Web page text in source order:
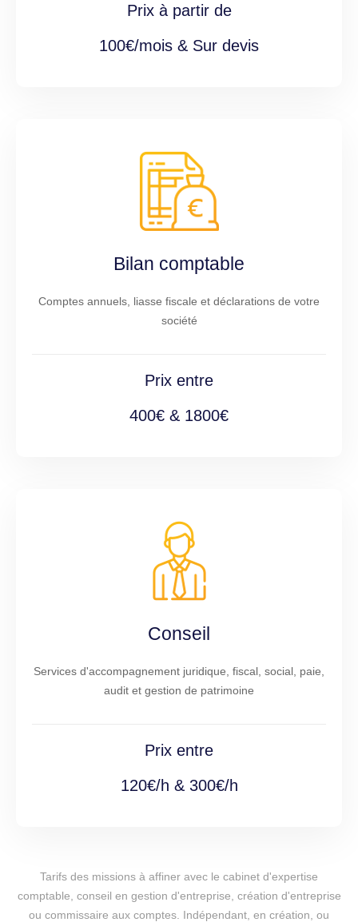
Prix à partir de
100€/mois & Sur devis
Bilan comptable
Comptes annuels, liasse fiscale et déclarations de votre
société
Prix entre
400€ & 1800€
Conseil
Services d'accompagnement juridique, fiscal, social, paie,
audit et gestion de patrimoine
Prix entre
120€/h & 300€/h
Tarifs des missions à affiner avec le cabinet d'expertise
comptable, conseil en gestion d'entreprise, création d'entreprise
ou commissaire aux comptes. Indépendant, en création, ou